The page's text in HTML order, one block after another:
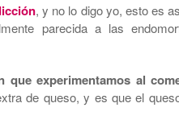
, y no lo digo yo, esto es
parecida a las
que experimentamos al
de queso, y es que el